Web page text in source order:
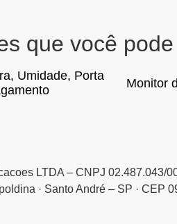
que você
Umidade, Porta
Monitor
LTDA – CNPJ 02.487.043/
· Santo André – SP · CEP